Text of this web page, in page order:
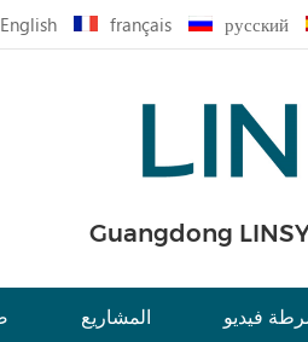
English français русский
Guangdong
المشاريع فيديو